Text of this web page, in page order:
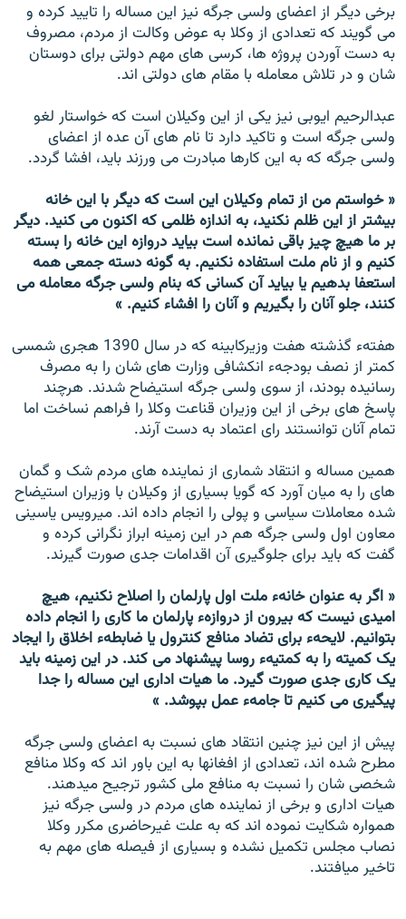
برخی دیگر از اعضای ولسی جرگه نیز این مساله را تایید کرده و
می گویند که تعدادی از وکلا به عوض وکالت از مردم، مصروف
به دست آوردن پروژه ها، کرسی های مهم دولتی برای دوستان
شان و در تلاش معامله با مقام های دولتی اند.
عبدالرحیم ایوبی نیز یکی از این وکیلان است که خواستار لغو
ولسی جرگه است و تاکید دارد تا نام های آن عده از اعضای
ولسی جرگه که به این کارها مبادرت می ورزند باید، افشا گردد.
« خواستم من از تمام وکیلان این است که دیگر با این خانه
بیشتر از این ظلم نکنید، به اندازه ظلمی که اکنون می کنید. دیگر
بر ما هیچ چیز باقی نمانده است بیاید دروازه این خانه را بسته
کنیم و از نام ملت استفاده نکنیم. به گونه دسته جمعی همه
استعفا بدهیم یا بیاید آن کسانی که بنام ولسی جرگه معامله می
کنند، جلو آنان را بگیریم و آنان را افشاء کنیم. »
هفتهء گذشته هفت وزیرکابینه که در سال 1390 هجری شمسی
کمتر از نصف بودجهء انکشافی وزارت های شان را به مصرف
رسانیده بودند، از سوی ولسی جرگه استیضاح شدند. هرچند
پاسخ های برخی از این وزیران قناعت وکلا را فراهم نساخت اما
تمام آنان توانستند رای اعتماد به دست آرند.
همین مساله و انتقاد شماری از نماینده های مردم شک و گمان
های را به میان آورد که گویا بسیاری از وکیلان با وزیران استیضاح
شده معاملات سیاسی و پولی را انجام داده اند. میرویس یاسینی
معاون اول ولسی جرگه هم در این زمینه ابراز نگرانی کرده و
گفت که باید برای جلوگیری آن اقدامات جدی صورت گیرند.
« اگر به عنوان خانهء ملت اول پارلمان را اصلاح نکنیم، هیچ
امیدی نیست که بیرون از دروازهء پارلمان ما کاری را انجام داده
بتوانیم. لایحهء برای تضاد منافع کنترول یا ضابطهء اخلاق را ایجاد
یک کمیته را به کمتیهء روسا پیشنهاد می کند. در این زمینه باید
یک کاری جدی صورت گیرد. ما هیات اداری این مساله را جدا
پیگیری می کنیم تا جامهء عمل بپوشد. »
پیش از این نیز چنین انتقاد های نسبت به اعضای ولسی جرگه
مطرح شده اند، تعدادی از افغانها به این باور اند که وکلا منافع
شخصی شان را نسبت به منافع ملی کشور ترجیح میدهند.
هیات اداری و برخی از نماینده های مردم در ولسی جرگه نیز
همواره شکایت نموده اند که به علت غیرحاضری مکرر وکلا
نصاب مجلس تکمیل نشده و بسیاری از فیصله های مهم به
تاخیر میافتند.